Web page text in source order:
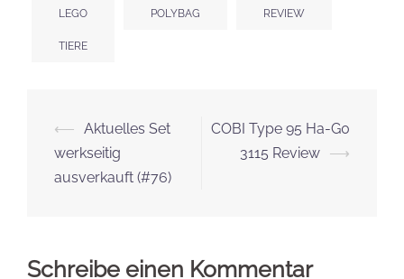
LEGO POLYBAG REVIEW
TIERE
Beitrags-
Navigation
⟵ Aktuelles Set
werkseitig
ausverkauft (#76)
COBI Type 95 Ha-G0
3115 Review ⟶
Schreibe einen Kommentar